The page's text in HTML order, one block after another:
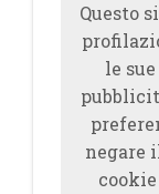
Questo
le
negare